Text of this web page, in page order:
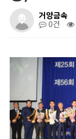
거양금속
0건